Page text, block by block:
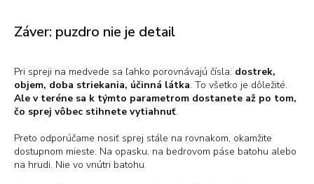
Záver: puzdro nie je detail
Pri spreji na medvede sa ľahko porovnávajú čísla: dostrek,
objem, doba striekania, účinná látka. To všetko je dôležité.
Ale v teréne sa k týmto parametrom dostanete až po tom,
čo sprej vôbec stihnete vytiahnuť.
Preto odporúčame nosiť sprej stále na rovnakom, okamžite
dostupnom mieste. Na opasku, na bedrovom páse batohu alebo
na hrudi. Nie vo vnútri batohu.